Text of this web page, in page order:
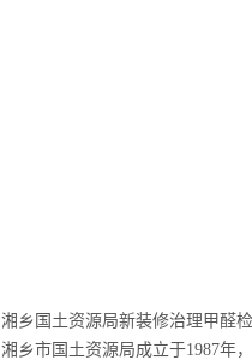
湘乡国土资源局新装修治理甲醛
湘乡市国土资源局成立于1987年